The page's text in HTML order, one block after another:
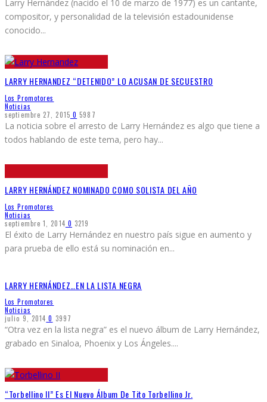
Larry Hernández (nacido el 10 de marzo de 1977) es un cantante,
compositor, y personalidad de la televisión estadounidense
conocido...
LARRY HERNANDEZ “DETENIDO” LO ACUSAN DE SECUESTRO
Los Promotores
Noticias
septiembre 27, 2015 0 5987
La noticia sobre el arresto de Larry Hernández es algo que tiene a
todos hablando de este tema, pero hay...
LARRY HERNÁNDEZ NOMINADO COMO SOLISTA DEL AÑO
Los Promotores
Noticias
septiembre 1, 2014 0 3219
El éxito de Larry Hernández en nuestro país sigue en aumento y
para prueba de ello está su nominación en...
LARRY HERNÁNDEZ…EN LA LISTA NEGRA
Los Promotores
Noticias
julio 9, 2014 0 3997
“Otra vez en la lista negra” es el nuevo álbum de Larry Hernández,
grabado en Sinaloa, Phoenix y Los Ángeles....
“Torbellino II” Es El Nuevo Álbum De Tito Torbellino Jr.